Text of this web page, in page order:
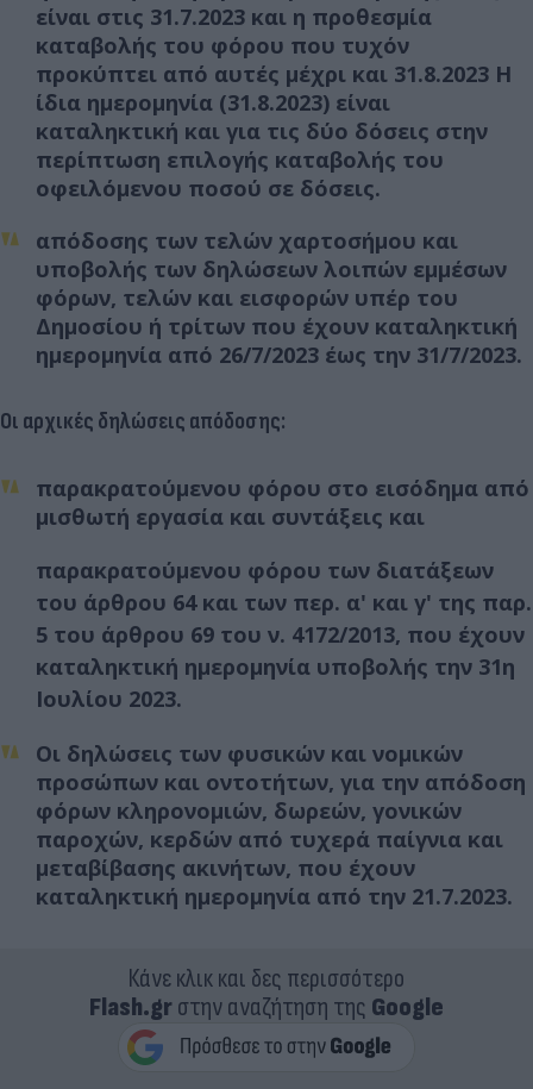
είναι στις 31.7.2023 και η προθεσμία
καταβολής του φόρου που τυχόν
προκύπτει από αυτές μέχρι και 31.8.2023 Η
ίδια ημερομηνία (31.8.2023) είναι
καταληκτική και για τις δύο δόσεις στην
περίπτωση επιλογής καταβολής του
οφειλόμενου ποσού σε δόσεις.
απόδοσης των τελών χαρτοσήμου και
υποβολής των δηλώσεων λοιπών εμμέσων
φόρων, τελών και εισφορών υπέρ του
Δημοσίου ή τρίτων που έχουν καταληκτική
ημερομηνία από 26/7/2023 έως την 31/7/2023.
Οι αρχικές δηλώσεις απόδοσης:
παρακρατούμενου φόρου στο εισόδημα από
μισθωτή εργασία και συντάξεις και
παρακρατούμενου φόρου των διατάξεων
του άρθρου 64 και των περ. α' και γ' της παρ.
5 του άρθρου 69 του ν. 4172/2013, που έχουν
καταληκτική ημερομηνία υποβολής την 31η
Ιουλίου 2023.
Οι δηλώσεις των φυσικών και νομικών
προσώπων και οντοτήτων, για την απόδοση
φόρων κληρονομιών, δωρεών, γονικών
παροχών, κερδών από τυχερά παίγνια και
μεταβίβασης ακινήτων, που έχουν
καταληκτική ημερομηνία από την 21.7.2023.
Κάνε κλικ και δες περισσότερο
Flash.grστην αναζήτηση της Google